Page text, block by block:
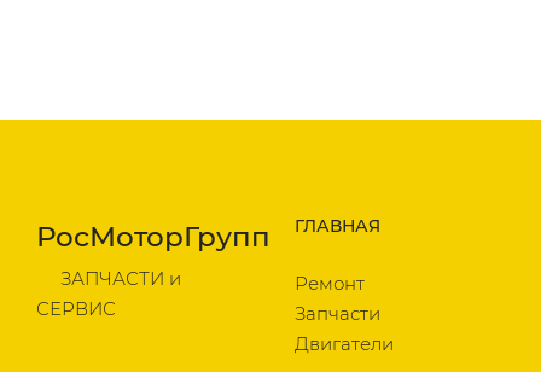
РосМоторГрупп
ЗАПЧАСТИ и
СЕРВИС
ГЛАВНАЯ
Ремонт
Запчасти
Двигатели